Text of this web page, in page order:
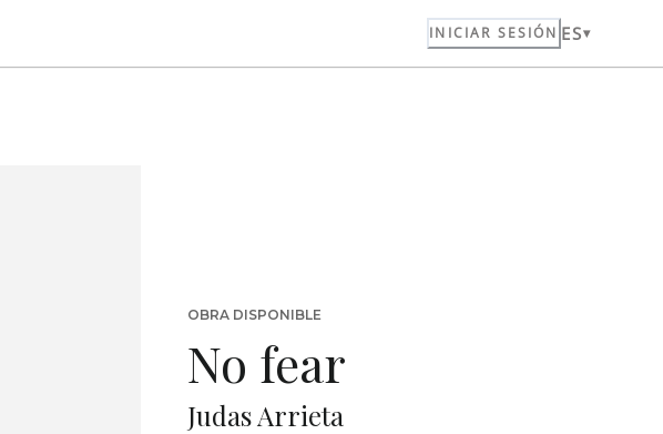
INICIAR SESIÓN ES
OBRA DISPONIBLE
No fear
Judas Arrieta